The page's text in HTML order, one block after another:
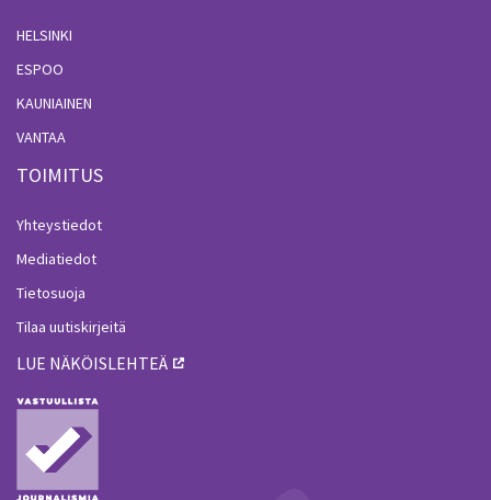
HELSINKI
ESPOO
KAUNIAINEN
VANTAA
TOIMITUS
Yhteystiedot
Mediatiedot
Tietosuoja
Tilaa uutiskirjeitä
LUE NÄKÖISLEHTEÄ